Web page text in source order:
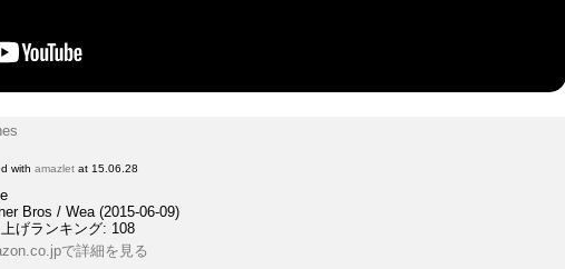
withamazlet at 15.06.28
Bros / Wea (2015-06-09)
げランキング: 108
で詳細を見る